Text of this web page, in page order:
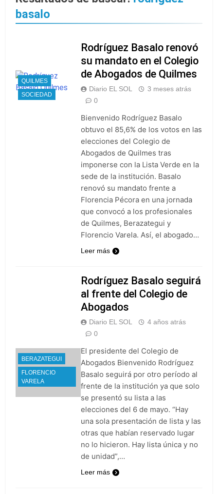
Oeste
Secuestraron 11
operativo de tránsito
argentino en Brasil
llegó para reunirse
con Quirno
6 Horas Atrás
Quilmes lo dejó
escapar y empató 1 a
1 con Almagro
6 Horas Atrás
minoristas cayeron
3,8% en julio
Quilmes: siete clubes
de barrio de la Liga
Femenina de fútbol
recibieron material
deportivo
9 Horas Atrás
Consejo Federal del
Trabajo: un nuevo
reclamo por el
respeto al
federalismo
11 Horas Atrás
Boca oficializó la
llegada de Enner
Valencia
12 Horas Atrás
Carlos Balor y
monseñor Tissera en
la celebración por
13 Horas Atrás
respiratoria aguda en
los bebés
14 Horas Atrás
El último adiós al
papá de Leo Messi
15 Horas Atrás
puesta en el Reducido
16 Horas Atrás
La crisis económica
también llega a los
templos: casi la
mitad de quienes
buscan ayuda pide
alimentos, dinero o
trabajo
1 Día Atrás
Economía en dos
velocidades
Lionel Messi llegará a
Rosario para
despedir a su padre
Jorge Messi
1 Día Atrás
Murió Jorge Messi,
padre de Lionel
Messi, a los 68 años
basalo
QUILMES
SOCIEDAD
Rodríguez Basalo renovó
su mandato en el Colegio
de Abogados de Quilmes
Diario EL SOL
3 meses atrás
0
Bienvenido Rodríguez Basalo
obtuvo el 85,6% de los votos en las
elecciones del Colegio de
Abogados de Quilmes tras
imponerse con la Lista Verde en la
sede de la institución. Basalo
renovó su mandato frente a
Florencia Pécora en una jornada
que convocó a los profesionales
de Quilmes, Berazategui y
Florencio Varela. Así, el abogado…
Leer más
BERAZATEGUI
FLORENCIO
VARELA
Rodríguez Basalo seguirá
al frente del Colegio de
Abogados
Diario EL SOL
4 años atrás
0
El presidente del Colegio de
Abogados Bienvenido Rodríguez
Basalo seguirá por otro período al
frente de la institución ya que solo
se presentó su lista a las
elecciones del 6 de mayo. “Hay
una sola presentación de lista y las
otras que habían reservado lugar
no lo hicieron. Hay lista única y no
de unidad”,…
Leer más